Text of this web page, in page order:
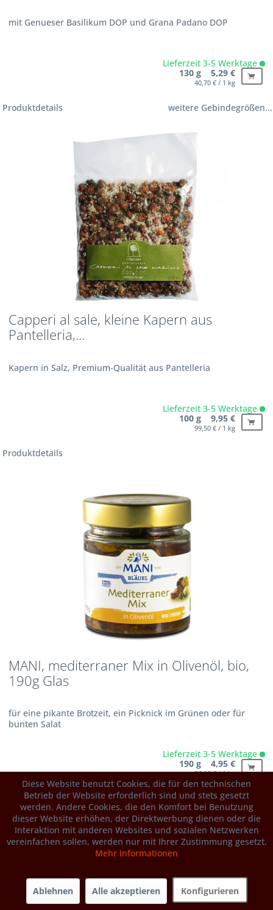
mit Genueser Basilikum DOP und Grana Padano DOP
Lieferzeit 3-5 Werktage
130 g 5,29 €
40,70 € / 1 kg
Produktdetails weitere Gebindegrößen...
Capperi al sale, kleine Kapern aus
Pantelleria,...
Kapern in Salz, Premium-Qualität aus Pantelleria
Lieferzeit 3-5 Werktage
100 g 9,95 €
99,50 € / 1 kg
Produktdetails
MANI, mediterraner Mix in Olivenöl, bio,
190g Glas
für eine pikante Brotzeit, ein Picknick im Grünen oder für
bunten Salat
Lieferzeit 3-5 Werktage
190 g 4,95 €
26,10 € / 1 kg
Produktdetails weitere Gebindegrößen...
Hotline
Diese Website benutzt Cookies, die für den technischen
Betrieb der Website erforderlich sind und stets gesetzt
werden. Andere Cookies, die den Komfort bei Benutzung
dieser Website erhöhen, der Direktwerbung dienen oder die
Interaktion mit anderen Websites und sozialen Netzwerken
vereinfachen sollen, werden nur mit Ihrer Zustimmung gesetzt.
Mehr Informationen
Ablehnen Alle akzeptieren Konfigurieren